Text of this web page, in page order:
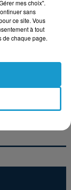
Voir plus
23h49
23h49
mes choix".
sans
ce site. Vous
à tout
de chaque page.